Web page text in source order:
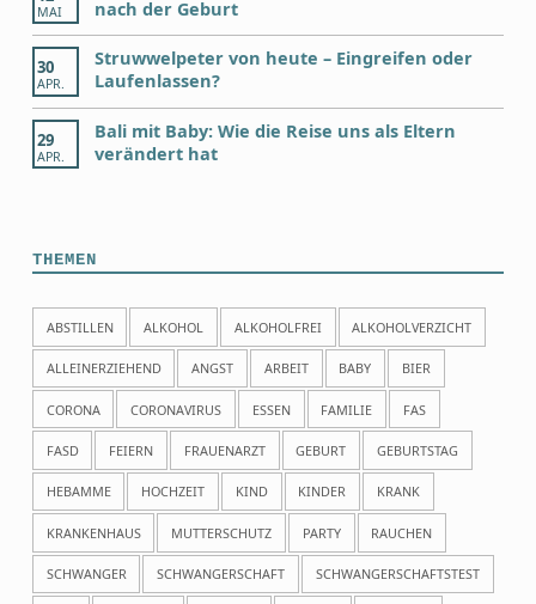
MAI
nach der Geburt
30
APR.
Struwwelpeter von heute – Eingreifen oder
Laufenlassen?
29
APR.
Bali mit Baby: Wie die Reise uns als Eltern
verändert hat
THEMEN
ABSTILLEN ALKOHOL ALKOHOLFREI ALKOHOLVERZICHT
ALLEINERZIEHEND ANGST ARBEIT BABY BIER
CORONA CORONAVIRUS ESSEN FAMILIE FAS
FASD FEIERN FRAUENARZT GEBURT GEBURTSTAG
HEBAMME HOCHZEIT KIND KINDER KRANK
KRANKENHAUS MUTTERSCHUTZ PARTY RAUCHEN
SCHWANGER SCHWANGERSCHAFT SCHWANGERSCHAFTSTEST